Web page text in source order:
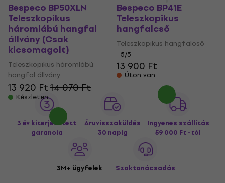
Bespeco BP50XLN
Teleszkopikus
háromlábú hangfal
állvány (Csak
kicsomagolt)
Teleszkopikus háromlábú
hangfal állvány
13 920 Ft14 070 Ft
Készleten
Bespeco BP41E
Teleszkopikus
hangfalcső
Teleszkopikus hangfalcső
5/5
13 900 Ft
Úton van
3 év kiterjesztett
garancia
Áruvisszaküldés
30 napig
Ingyenes szállítás
59 000 Ft -tól
3M+ ügyfelek Szaktanácsadás